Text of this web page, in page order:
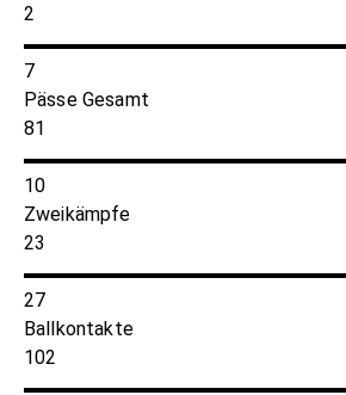
2
7
Pässe Gesamt
81
10
Zweikämpfe
23
27
Ballkontakte
102